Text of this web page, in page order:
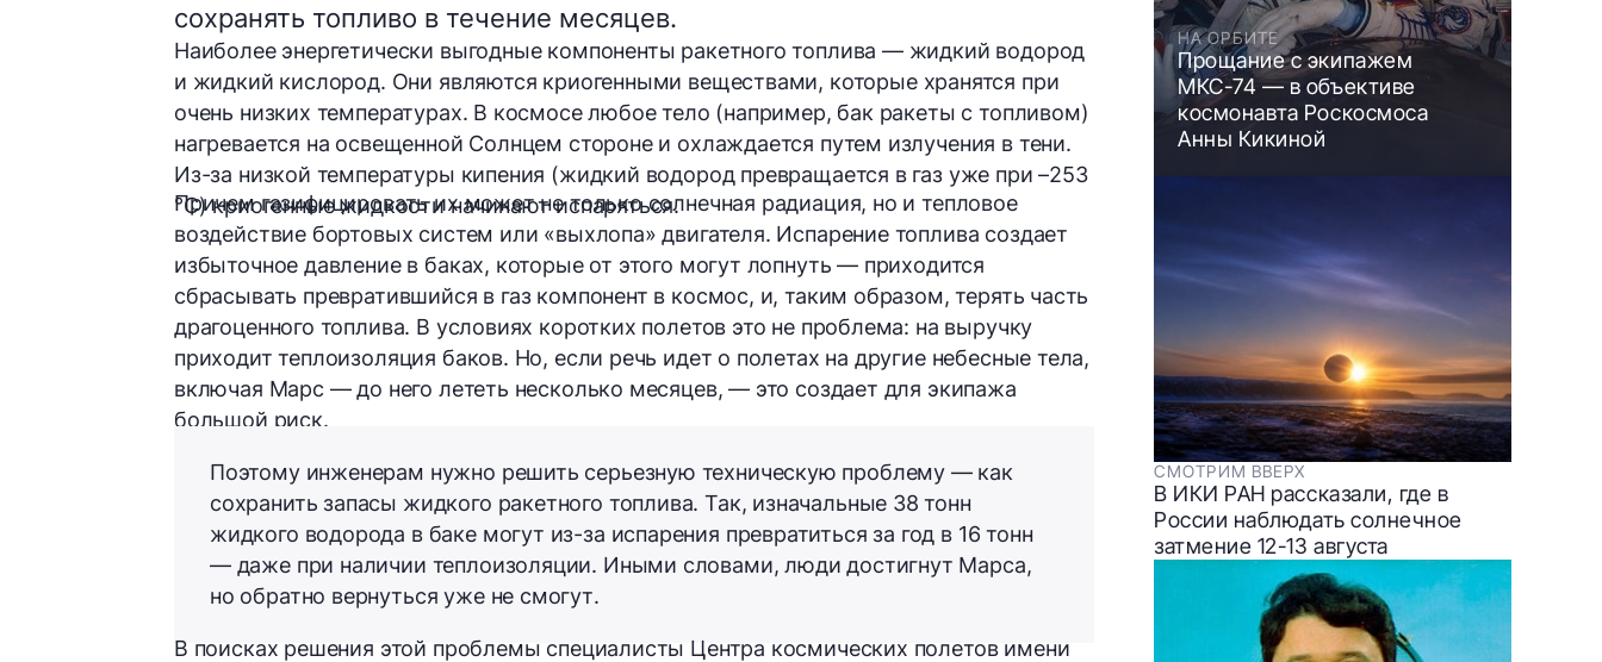
сохранять топливо в течение месяцев.
Наиболее энергетически выгодные компоненты ракетного топлива — жидкий водород
и жидкий кислород. Они являются криогенными веществами, которые хранятся при
очень низких температурах. В космосе любое тело (например, бак ракеты с топливом)
нагревается на освещенной Солнцем стороне и охлаждается путем излучения в тени.
Из-за низкой температуры кипения (жидкий водород превращается в газ уже при –253
°C) криогенные жидкостиначинают испаряться.
Причем газифицировать их может не только солнечная радиация, но и тепловое
воздействие бортовых систем или «выхлопа» двигателя. Испарениетоплива создает
избыточное давление в баках, которые от этого могут лопнуть — приходится
сбрасывать превратившийся в газ компонент в космос, и, таким образом, терять часть
драгоценного топлива. В условиях коротких полетов это не проблема: на выручку
приходит теплоизоляция баков. Но, если речь идет о полетах на другие небесные тела,
включая Марс — до него лететь несколько месяцев, — это создает для экипажа
большой риск.
Поэтому инженерам нужно решить серьезную техническую проблему — как
сохранить запасы жидкого ракетного топлива. Так, изначальные 38 тонн
жидкого водорода в баке могут из-за испарения превратиться за год в 16 тонн
— даже при наличии теплоизоляции. Иными словами, люди достигнут Марса,
но обратно вернутьсяуже не смогут.
В поисках решения этой проблемы специалисты Центра космических полетов имени
НА ОРБИТЕ
Прощание с экипажем
МКС-74 — в объективе
космонавта Роскосмоса
Анны Кикиной
СМОТРИМ ВВЕРХ
В ИКИ РАН рассказали, где в
России наблюдать солнечное
затмение 12-13 августа